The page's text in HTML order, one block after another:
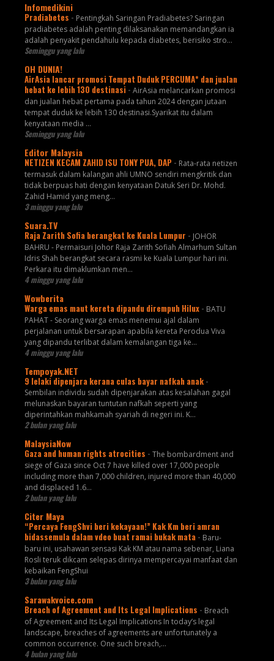
Infomedikini
Pradiabetes - Pentingkah Saringan Pradiabetes? Saringan
pradiabetes adalah penting dilaksanakan memandangkan ia
adalah penyakit pendahulu kepada diabetes, berisiko stro...
Seminggu yang lalu
OH DUNIA!
AirAsia lancar promosi Tempat Duduk PERCUMA* dan jualan
hebat ke lebih 130 destinasi - AirAsia melancarkan promosi
dan jualan hebat pertama pada tahun 2024 dengan jutaan
tempat duduk ke lebih 130 destinasi.Syarikat itu dalam
kenyataan media ...
Seminggu yang lalu
Editor Malaysia
NETIZEN KECAM ZAHID ISU TONY PUA, DAP - Rata-rata netizen
termasuk dalam kalangan ahli UMNO sendiri mengkritik dan
tidak berpuas hati dengan kenyataan Datuk Seri Dr. Mohd.
Zahid Hamid yang meng...
3 minggu yang lalu
Suara.TV
Raja Zarith Sofia berangkat ke Kuala Lumpur - JOHOR
BAHRU - Permaisuri Johor Raja Zarith Sofiah Almarhum Sultan
Idris Shah berangkat secara rasmi ke Kuala Lumpur hari ini.
Perkara itu dimaklumkan men...
4 minggu yang lalu
Wowberita
Warga emas maut kereta dipandu dirempuh Hilux - BATU
PAHAT - Seorang warga emas menemui ajal dalam
perjalanan untuk bersarapan apabila kereta Perodua Viva
yang dipandu terlibat dalam kemalangan tiga ke...
4 minggu yang lalu
Tempoyak.NET
9 lelaki dipenjara kerana culas bayar nafkah anak -
Sembilan individu sudah dipenjarakan atas kesalahan gagal
melunaskan bayaran tuntutan nafkah seperti yang
diperintahkan mahkamah syariah di negeri ini. K...
2 bulan yang lalu
MalaysiaNow
Gaza and human rights atrocities - The bombardment and
siege of Gaza since Oct 7 have killed over 17,000 people
including more than 7,000 children, injured more than 40,000
and displaced 1.6...
2 bulan yang lalu
Citer Maya
“Percaya FengShvi beri kekayaan!” Kak Km beri amran
bidassemula dalam vdeo buat ramai bukak mata - Baru-
baru ini, usahawan sensasi Kak KM atau nama sebenar, Liana
Rosli teruk dikcam selepas dirinya mempercayai manfaat dan
kebaikan FengShui
3 bulan yang lalu
Sarawakvoice.com
Breach of Agreement and Its Legal Implications - Breach
of Agreement and Its Legal Implications In today’s legal
landscape, breaches of agreements are unfortunately a
common occurrence. One such breach,...
4 bulan yang lalu